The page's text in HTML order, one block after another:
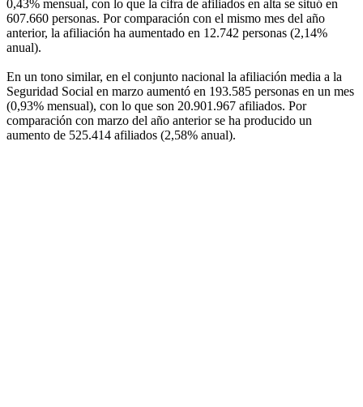
0,43% mensual, con lo que la cifra de afiliados en alta se situó en
607.660 personas. Por comparación con el mismo mes del año
anterior, la afiliación ha aumentado en 12.742 personas (2,14%
anual).
En un tono similar, en el conjunto nacional la afiliación media a la
Seguridad Social en marzo aumentó en 193.585 personas en un mes
(0,93% mensual), con lo que son 20.901.967 afiliados. Por
comparación con marzo del año anterior se ha producido un
aumento de 525.414 afiliados (2,58% anual).